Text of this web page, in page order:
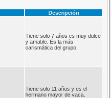
Descripción
Tiene solo 7 años es muy dulce
y amable. Es la más
carismática del grupo.
Tiene solo 11 años y es el
hermano mayor de vaca.